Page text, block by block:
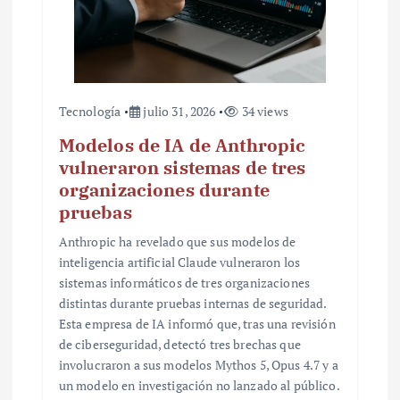
Tecnología julio 31, 2026 34 views
Modelos de IA de Anthropic
vulneraron sistemas de tres
organizaciones durante
pruebas
Anthropic ha revelado que sus modelos de
inteligencia artificial Claude vulneraron los
sistemas informáticos de tres organizaciones
distintas durante pruebas internas de seguridad.
Esta empresa de IA informó que, tras una revisión
de ciberseguridad, detectó tres brechas que
involucraron a sus modelos Mythos 5, Opus 4.7 y a
un modelo en investigación no lanzado al público.